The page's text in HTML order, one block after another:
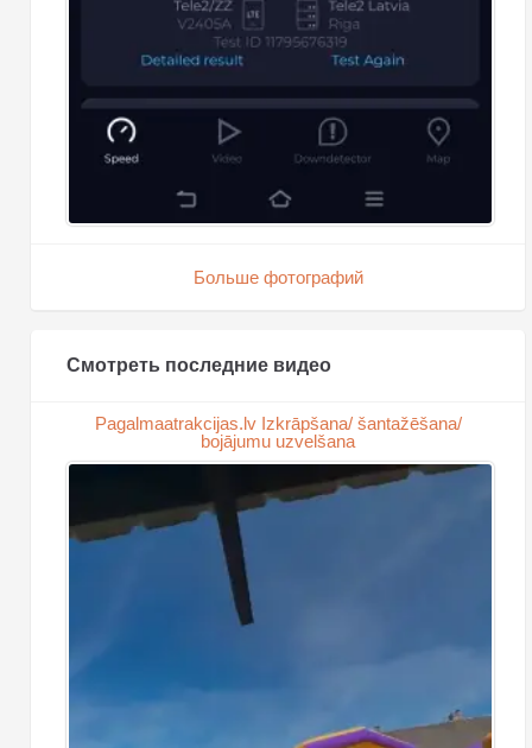
Больше фотографий
Смотреть последние видео
Pagalmaatrakcijas.lv Izkrāpšana/ šantažēšana/
bojājumu uzvelšana